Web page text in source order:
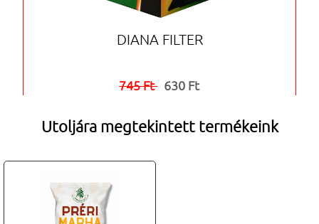
DIANA FILTER
745 Ft 630 Ft
Utoljára megtekintett termékeink